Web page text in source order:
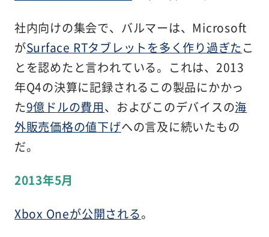
社内向けの集会で、バルマーは、Microsoft
がSurface RTタブレットを多く作り過ぎたこ
とを認めたと言われている。これは、2013
年Q4の決算に記録されるこの製品にかかっ
た9億ドルの費用、およびこのデバイスの海
外販売価格の値下げへの言及に続いたもの
だ。
2013年5月
Xbox Oneが公開される。